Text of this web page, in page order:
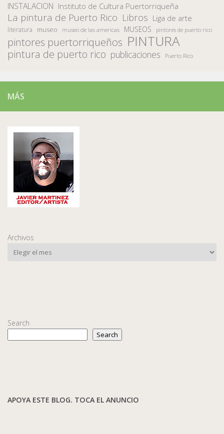
INSTALACION Instituto de Cultura Puertorriqueña
La pintura de Puerto Rico Libros Liga de arte
literatura museo museo de las americas MUSEOS pintores de puerto rico
pintores puertorriqueños PINTURA
pintura de puerto rico publicaciones Puerto Rico
MÁS
Archivos
Search
Search
APOYA ESTE BLOG. TOCA EL ANUNCIO